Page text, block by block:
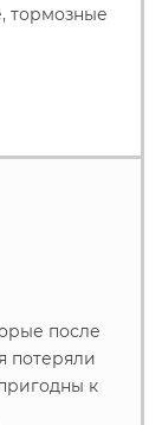
тормозные
после
потеряли
к